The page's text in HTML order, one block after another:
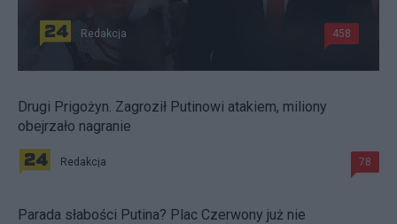
Redakcja 458
Drugi Prigożyn. Zagroził Putinowi atakiem, miliony
obejrzało nagranie
Redakcja 78
Parada słabości Putina? Plac Czerwony już nie